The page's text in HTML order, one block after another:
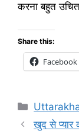
करना बहुत
Share this:
Facebook
खुद से प्यार